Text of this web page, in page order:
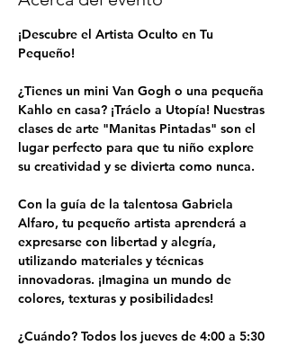
¡Descubre el Artista Oculto en Tu
Pequeño!
¿Tienes un mini Van Gogh o una pequeña
Kahlo en casa? ¡Tráelo a Utopía! Nuestras
clases de arte "Manitas Pintadas" son el
lugar perfecto para que tu niño explore
su creatividad y se divierta como nunca.
Con la guía de la talentosa Gabriela
Alfaro, tu pequeño artista aprenderá a
expresarse con libertad y alegría,
utilizando materiales y técnicas
innovadoras. ¡Imagina un mundo de
colores, texturas y posibilidades!
¿Cuándo? Todos los jueves de 4:00 a 5:30